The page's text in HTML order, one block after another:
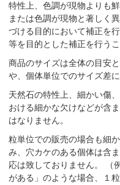
特性上、色調が現物よりも
または色調が現物と著しく
づける目的において補正を
等を目的とした補正を行う
商品のサイズは全体の目安
や、個体単位でのサイズ差
天然石の特性上、細かい傷
おける細かな欠けなどが含
はなりません。
粒単位での販売の場合も細
み、穴カケのある個体は含
応は致しておりません。 （
がある」のような場合、１